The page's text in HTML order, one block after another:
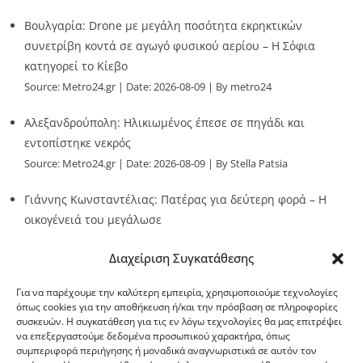
Διαχείριση Συγκατάθεσης
Για να παρέχουμε την καλύτερη εμπειρία, χρησιμοποιούμε τεχνολογίες
όπως cookies για την αποθήκευση ή/και την πρόσβαση σε πληροφορίες
συσκευών. Η συγκατάθεση για τις εν λόγω τεχνολογίες θα μας επιτρέψει
να επεξεργαστούμε δεδομένα προσωπικού χαρακτήρα, όπως
συμπεριφορά περιήγησης ή μοναδικά αναγνωριστικά σε αυτόν τον
Βουλγαρία: Drone με μεγάλη ποσότητα εκρηκτικών
συνετρίβη κοντά σε αγωγό φυσικού αερίου – Η Σόφια
κατηγορεί το Κίεβο
Source: Metro24.gr Date: 2026-08-09 By metro24
Αλεξανδρούπολη: Ηλικιωμένος έπεσε σε πηγάδι και
εντοπίστηκε νεκρός
Source: Metro24.gr Date: 2026-08-09 By Stella Patsia
Γιάννης Κωνσταντέλιας: Πατέρας για δεύτερη φορά – Η
οικογένειά του μεγάλωσε
G-point.gr